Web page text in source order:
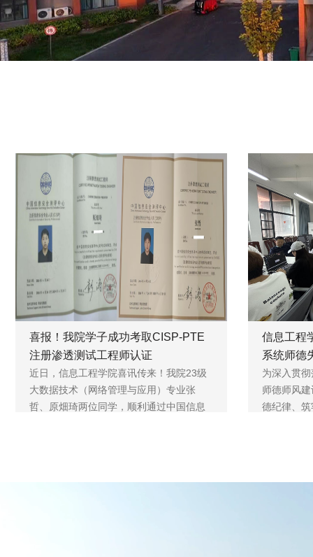
喜报！我院学子成功考取CISP-PTE
注册渗透测试工程师认证
近日，信息工程学院喜讯传来！我院23级
大数据技术（网络管理与应用）专业张
哲、原畑琦两位同学，顺利通过中国信息
信息工程
系统师德
册》
为深入贯
师德师风
德纪律、